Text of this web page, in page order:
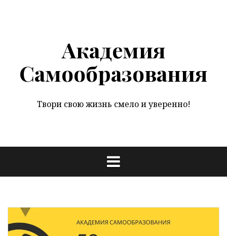
Академия
Самообразования
Твори свою жизнь смело и уверенно!